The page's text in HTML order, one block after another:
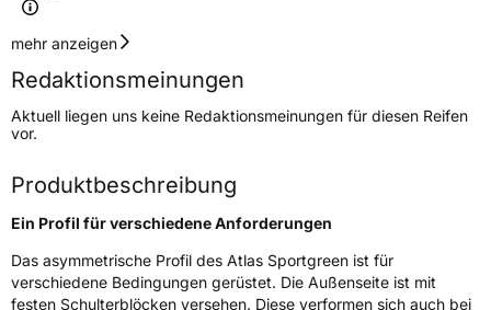
Geschwindigkeitsindex
Höchstgeschwindigkeit
240 km/h
Lastindex104
Höchstlast900 kg
Generelle Merkmale
FahrzeugtypSUV
VerwendungSommerreifen
mehr anzeigen
Redaktionsmeinungen
Aktuell liegen uns keine Redaktionsmeinungen für diesen Reifen
vor.
Produktbeschreibung
Ein Profil für verschiedene Anforderungen
Das asymmetrische Profil des Atlas Sportgreen ist für
verschiedene Bedingungen gerüstet. Die Außenseite ist mit
festen Schulterblöcken versehen. Diese verformen sich auch bei